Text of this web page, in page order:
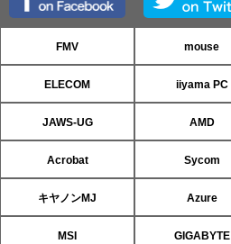
FMV mouse
ELECOM iiyama PC
JAWS-UG AMD
Acrobat Sycom
キヤノンMJ Azure
MSI GIGABYTE